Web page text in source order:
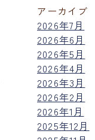
アーカイブ
2026年7月
2026年6月
2026年5月
2026年4月
2026年3月
2026年2月
2026年1月
2025年12月